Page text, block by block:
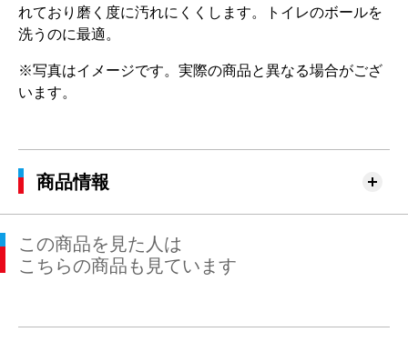
れており磨く度に汚れにくくします。トイレのボールを
洗うのに最適。
※写真はイメージです。実際の商品と異なる場合がござ
います。
商品情報
この商品を見た人は
こちらの商品も見ています